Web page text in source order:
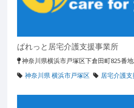
ぱれっと居宅介護支援事業所
神奈川県横浜市戸塚区下倉田町825番
神奈川県 横浜市戸塚区
居宅介護支